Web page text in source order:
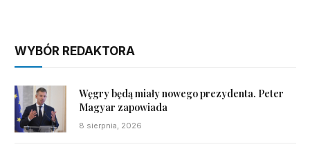
WYBÓR REDAKTORA
Węgry będą miały nowego prezydenta. Peter
Magyar zapowiada
8 sierpnia, 2026